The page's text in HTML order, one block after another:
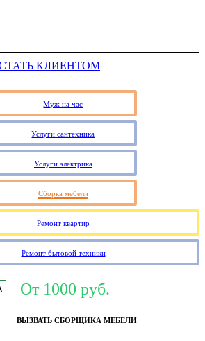
КЛИЕНТОМ
Муж на час
Услуги сантехника
Услуги электрика
Сборка мебели
Ремонт квартир
Ремонт бытовой техники
От 1000 руб.
ВЫЗВАТЬ СБОРЩИКА МЕБЕЛИ